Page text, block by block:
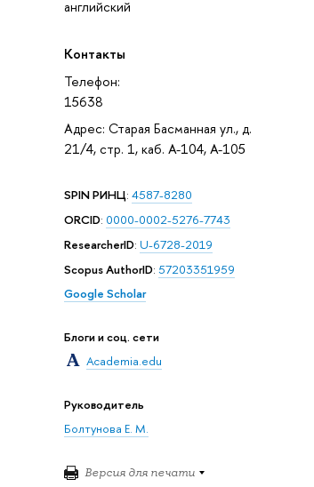
английский
Контакты
Телефон:
15638
Адрес: Старая Басманная ул., д.
21/4, стр. 1, каб. А-104, А-105
SPIN РИНЦ: 4587-8280
ORCID: 0000-0002-5276-7743
ResearcherID: U-6728-2019
Scopus AuthorID: 57203351959
Google Scholar
Блоги и соц. сети
Academia.edu
Руководитель
Болтунова Е. М.
Версия для печати